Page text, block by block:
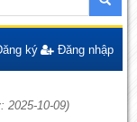
ký Đăng nhập
2025-10-09)